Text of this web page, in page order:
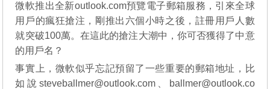
微軟推出全新outlook.com預覽電子郵箱服務，引來全球
用戶的瘋狂搶注，剛推出六個小時之後，註冊用戶人數
就突破100萬。在這此的搶注大潮中，你可否獲得了中意
的用戶名？
事實上，微軟似乎忘記預留了一些重要的郵箱地址，比
如說steveballmer@outlook.com、ballmer@outlook.co